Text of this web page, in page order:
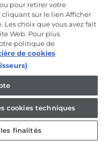
unique - SIÈGE SOCIAL :
- Italie - SIÈGES
snc - 20861
- 20871 Vimercate (MB) -
- Capital social
et numéro d'inscription au
Brianza-Lodi 04666310158 -
soumise aux activités de
pour retirer votre
sur le lien Afficher
Les choix que vous avez fait
Web. Pour plus
politique de
de cookies
cookies techniques
finalités